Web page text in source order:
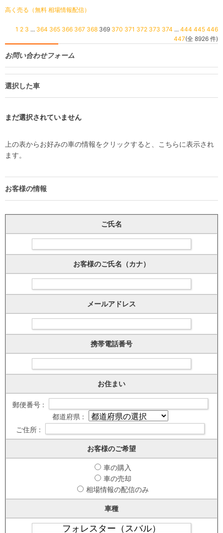
高く売る（無料 相場情報配信）
1 2 3 ... 364 365 366 367 368 369 370 371 372 373 374 ... 444 445 446
447(全 8926 件)
お問い合わせフォーム
選択した車
まだ選択されていません
上の表からお好みの車の情報をクリックすると、こちらに表示され
ます。
お客様の情報
ご氏名
お客様のご氏名（カナ）
メールアドレス
携帯電話番号
お住まい
郵便番号 :
都道府県 :
ご住所 :
お客様のご希望
車の購入
車の売却
相場情報の配信のみ
車種